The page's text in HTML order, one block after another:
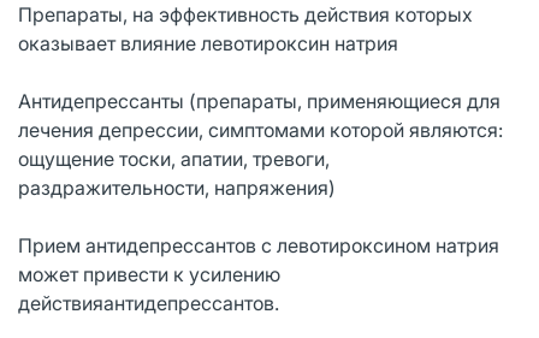
Препараты, на эффективность действия которых
оказывает влияние левотироксин натрия
Антидепрессанты (препараты, применяющиеся для
лечения депрессии, симптомами которой являются:
ощущение тоски, апатии, тревоги,
раздражительности, напряжения)
Прием антидепрессантов с левотироксином натрия
может привести к усилению
действияантидепрессантов.